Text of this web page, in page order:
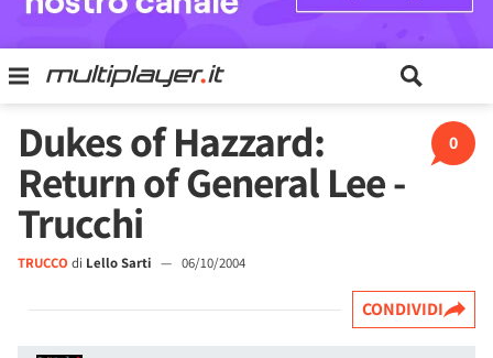
0
Dukes of Hazzard:
Return of General Lee -
Trucchi
TRUCCO di Lello Sarti — 06/10/2004
CONDIVIDI